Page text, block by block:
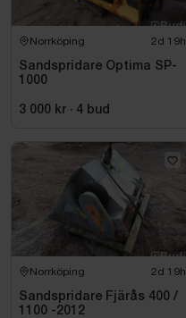
Norrköping 2d 19h
Sandspridare Optima SP-
1000
3 000 kr · 4 bud
Norrköping 2d 19h
Sandspridare Fjärås 400 /
1100 -2012